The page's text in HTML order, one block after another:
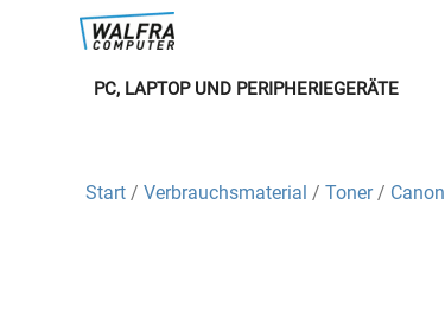
PC, LAPTOP UND PERIPHERIEGERÄTE
Start / Verbrauchsmaterial / Toner/ Canon